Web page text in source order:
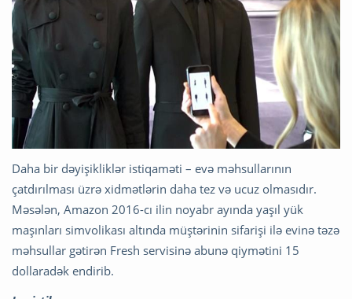
Daha bir dəyişikliklər istiqaməti – evə məhsullarının
çatdırılması üzrə xidmətlərin daha tez və ucuz olmasıdır.
Məsələn, Amazon 2016-cı ilin noyabr ayında yaşıl yük
maşınları simvolikası altında müştərinin sifarişi ilə evinə təzə
məhsullar gətirən Fresh servisinə abunə qiymətini 15
dollaradək endirib.